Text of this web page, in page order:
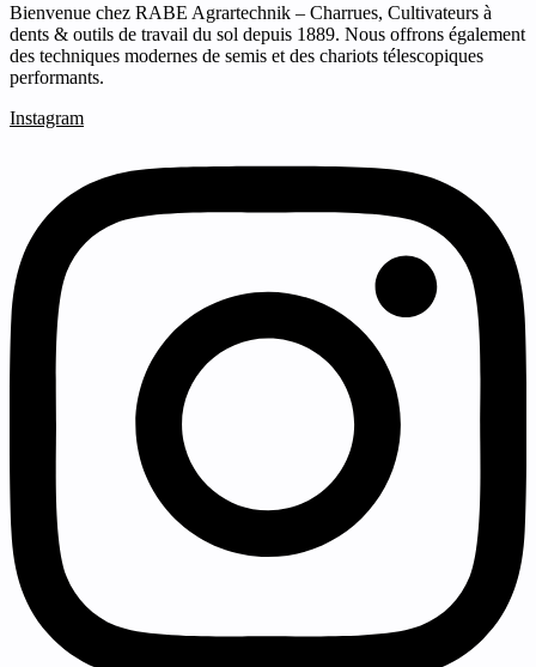
Bienvenue chez RABE Agrartechnik – Charrues, Cultivateurs à
dents & outils de travail du sol depuis 1889. Nous offrons également
des techniques modernes de semis et des chariots télescopiques
performants.
Instagram